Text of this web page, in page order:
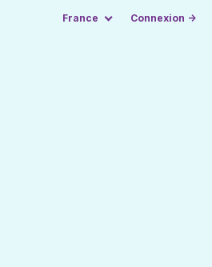
France Connexion →